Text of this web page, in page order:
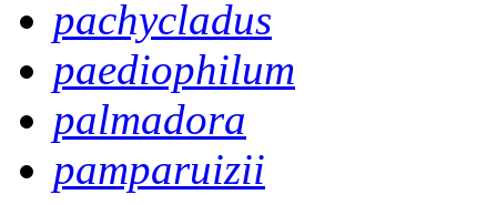
pachycladus
paediophilum
palmadora
pamparuizii